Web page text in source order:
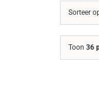
Sorteer
Toon 36